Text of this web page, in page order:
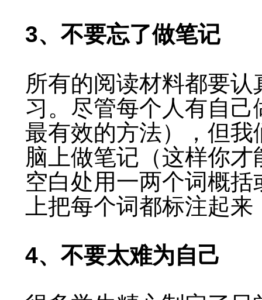
3、不要忘了做笔记
所有的阅读材料都要
习。尽管每个人有自
最有效的方法），但
脑上做笔记（这样你
空白处用一两个词概
上把每个词都标注起
4、不要太难为自己